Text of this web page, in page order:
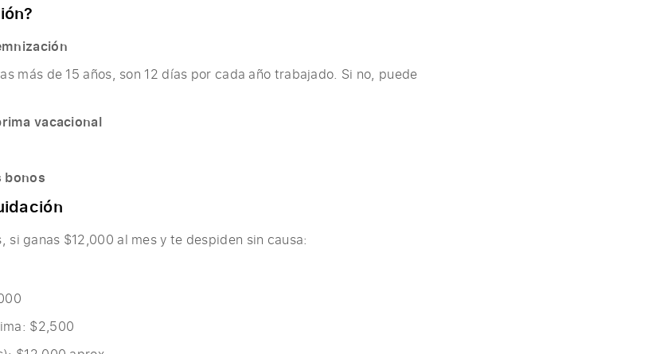
más de 15 años, son 12 días por cada año trabajado. Si no, puede
vacacional
bonos
si ganas $12,000 al mes y te despiden sin causa:
$2,500